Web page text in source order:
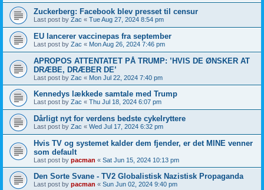
Zuckerberg: Facebook blev presset til censur
Last post by Zac « Tue Aug 27, 2024 8:54 pm
EU lancerer vaccinepas fra september
Last post by Zac « Mon Aug 26, 2024 7:46 pm
APROPOS ATTENTATET PÅ TRUMP: ’HVIS DE ØNSKER AT
DRÆBE, DRÆBER DE’
Last post by Zac « Mon Jul 22, 2024 7:40 pm
Kennedys lækkede samtale med Trump
Last post by Zac « Thu Jul 18, 2024 6:07 pm
Dårligt nyt for verdens bedste cykelryttere
Last post by Zac « Wed Jul 17, 2024 6:32 pm
Hvis TV og systemet kalder dem fjender, er det MINE venner
som default
Last post by pacman « Sat Jun 15, 2024 10:13 pm
Den Sorte Svane - TV2 Globalistisk Nazistisk Propaganda
Last post by pacman « Sun Jun 02, 2024 9:40 pm